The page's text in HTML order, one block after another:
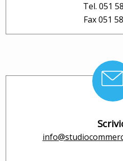
Tel. 051
Fax 051